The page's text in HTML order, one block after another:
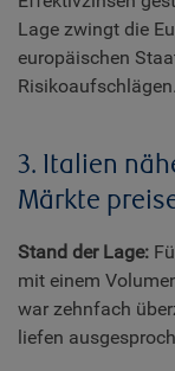
Lage zwingt die
europäischen
Risikoaufschlägen.
3. Italien
Märkte
Stand der Lage:
mit einem
war zehnfach
liefen